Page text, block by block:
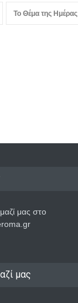
Το Θέμα της Ημέρας
μας στο
μας